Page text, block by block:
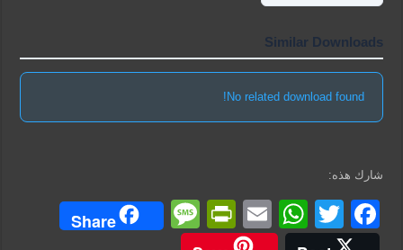
Similar Downloads
No related download found!
شارك هذه:
F
a
T
wi
W
h
E
m
Pr
in
M
Share